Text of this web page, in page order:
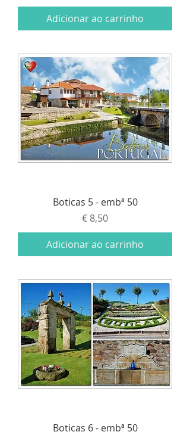
Adicionar ao carrinho
Boticas 5 - embª 50
Preço
€ 8,50
Adicionar ao carrinho
Boticas 6 - embª 50